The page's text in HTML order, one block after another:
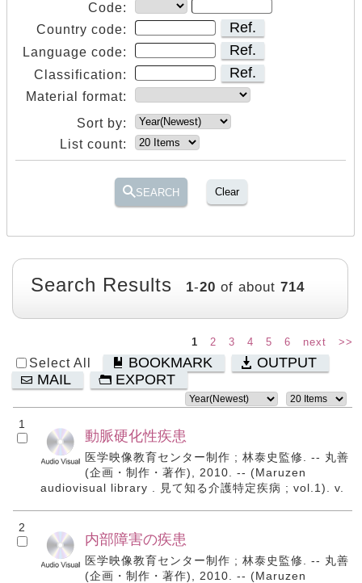
Code:
Country code:
Ref.
Language code: Ref.
Classification: Ref.
Material format:
Sort by:
List count:
SEARCH Clear
Search Results 1-20 of about 714
1 2 3 4 5 6 next >>
Select All BOOKMARK
OUTPUT
MAIL
EXPORT
1
動脈硬化性疾患
医学映像教育センター制作 ; 林泰史監修. -- 丸善
(企画・制作・著作), 2010. -- (Maruzen
audiovisual library . 見て知る介護特定疾病 ; vol.1). v.
2
内部障害の疾患
医学映像教育センター制作 ; 林泰史監修. -- 丸善
(企画・制作・著作), 2010. -- (Maruzen